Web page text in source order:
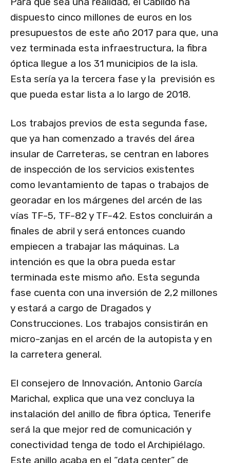
dispuesto cinco millones de euros en los
presupuestos de este año 2017 para que, una
vez terminada esta infraestructura, la fibra
óptica llegue a los 31 municipios de la isla.
Esta sería ya la tercera fase y la previsión es
que pueda estar lista a lo largo de 2018.
Los trabajos previos de esta segunda fase,
que ya han comenzado a través del área
insular de Carreteras, se centran en labores
de inspección de los servicios existentes
como levantamiento de tapas o trabajos de
georadar en los márgenes del arcén de las
vías TF-5, TF-82 y TF-42. Estos concluirán a
finales de abril y será entonces cuando
empiecen a trabajar las máquinas. La
intención es que la obra pueda estar
terminada este mismo año. Esta segunda
fase cuenta con una inversión de 2,2 millones
y estará a cargo de Dragados y
Construcciones. Los trabajos consistirán en
micro-zanjas en el arcén de la autopista y en
la carretera general.
El consejero de Innovación, Antonio García
Marichal, explica que una vez concluya la
instalación del anillo de fibra óptica, Tenerife
será la que mejor red de comunicación y
conectividad tenga de todo el Archipiélago.
Este anillo acaba en el “data center” de